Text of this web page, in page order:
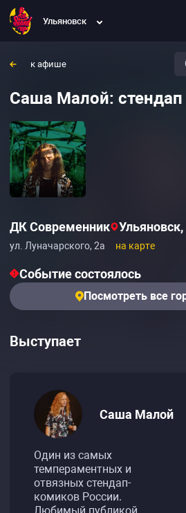
Ульяновск
к афише
Саша Малой: стендап
ДК Современник
ул. Луначарского, 2а на карте
Событие состоялось
Посмотреть все
Выступает
Саша Малой
Один из самых
темпераментных и
отвязных стендап-
комиков России.